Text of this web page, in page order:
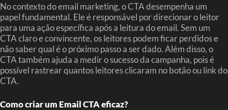
No contexto do email marketing, o CTA desempenha um
papel fundamental. Ele é responsável por direcionar o leitor
para uma ação específica após a leitura do email. Sem um
CTA claro e convincente, os leitores podem ficar perdidos e
não saber qual é o próximo passo a ser dado. Além disso, o
CTA também ajuda a medir o sucesso da campanha, pois é
possível rastrear quantos leitores clicaram no botão ou link do
CTA.
Como criar um Email CTA eficaz?